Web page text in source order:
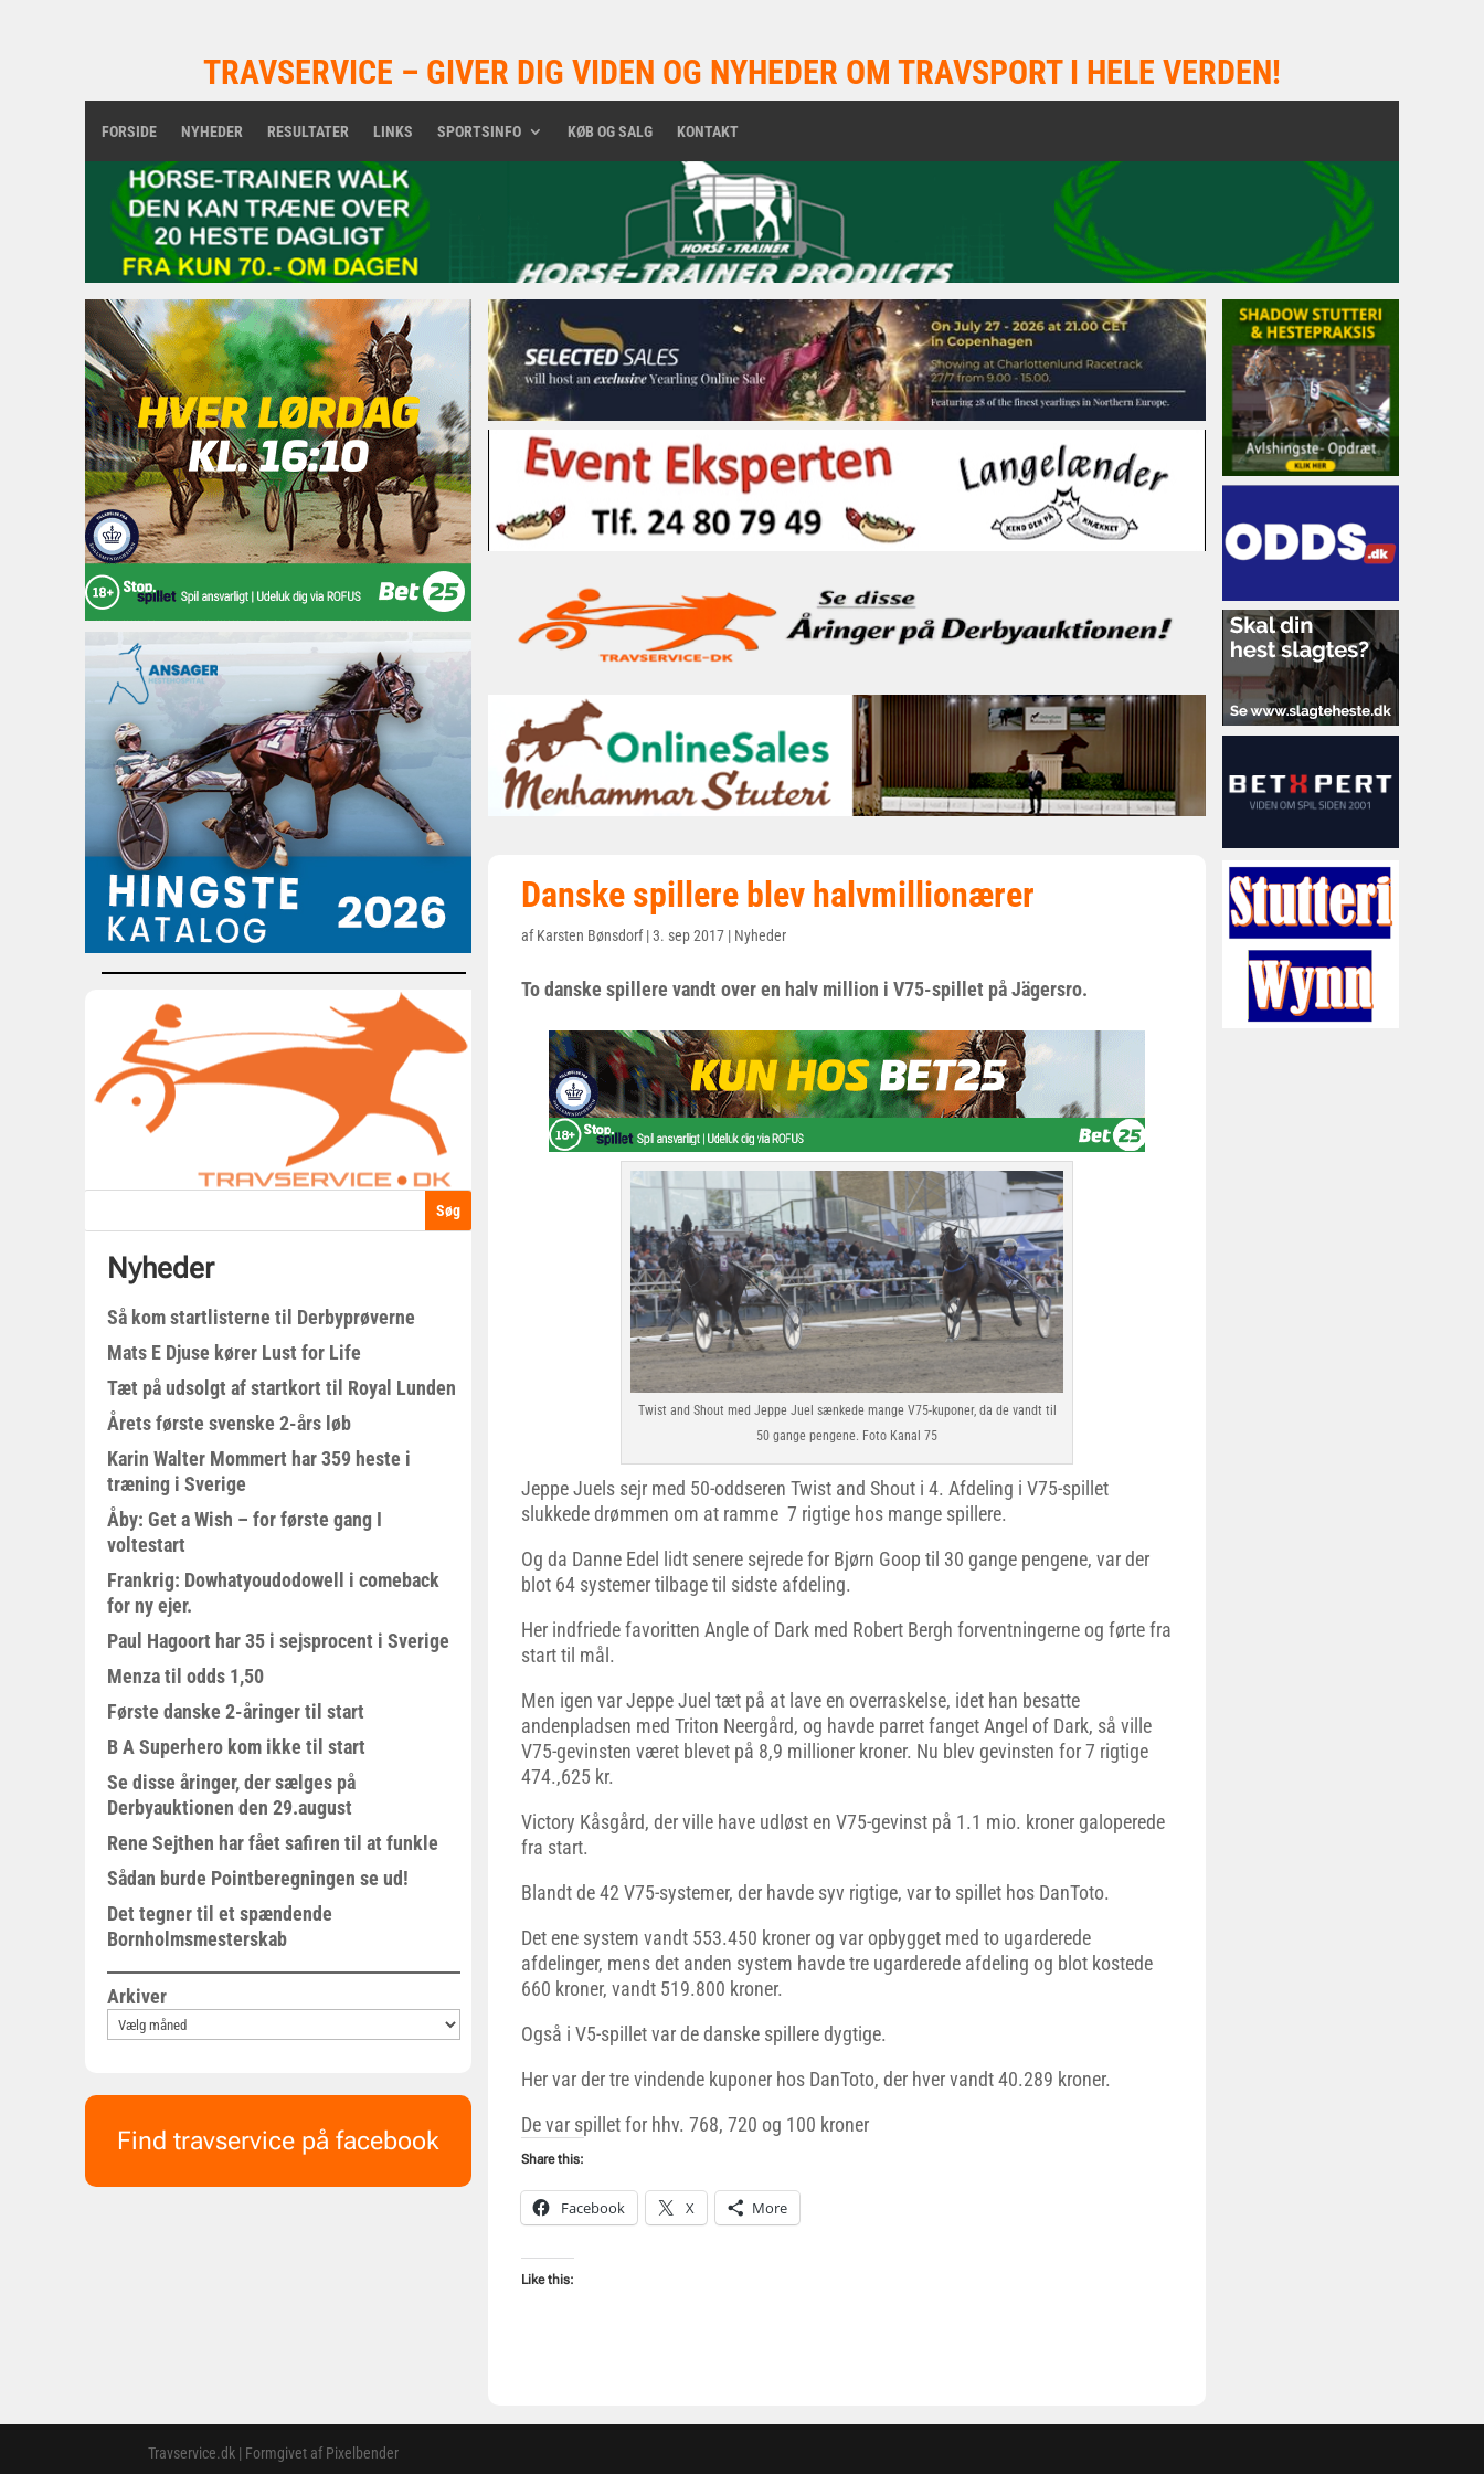
TRAVSERVICE – GIVER DIG VIDEN OG NYHEDER OM TRAVSPORT I HELE VERDEN!
FORSIDE NYHEDER RESULTATER LINKS SPORTSINFO KØB OG SALG KONTAKT
Nyheder
Så kom startlisterne til Derbyprøverne
Mats E Djuse kører Lust for Life
Tæt på udsolgt af startkort til Royal Lunden
Årets første svenske 2-års løb
Karin Walter Mommert har 359 heste i
træning i Sverige
Åby: Get a Wish – for første gang I
voltestart
Frankrig: Dowhatyoudodowell i comeback
for ny ejer.
Paul Hagoort har 35 i sejsprocent i Sverige
Menza til odds 1,50
Første danske 2-åringer til start
B A Superhero kom ikke til start
Se disse åringer, der sælges på
Derbyauktionen den 29.august
Rene Sejthen har fået safiren til at funkle
Sådan burde Pointberegningen se ud!
Det tegner til et spændende
Bornholmsmesterskab
Arkiver
Find travservice på facebook
Danske spillere blev halvmillionærer
afKarsten Bønsdorf|3. sep 2017 | Nyheder
To danske spillere vandt over en halv million i V75-spillet på Jägersro.
Twist and Shout med Jeppe Juel sænkede mange V75-kuponer, da de vandt til
50 gange pengene. Foto Kanal 75
Jeppe Juels sejr med 50-oddseren Twist and Shout i 4. Afdeling i V75-spillet
slukkede drømmen om at ramme 7 rigtige hos mange spillere.
Og da Danne Edel lidt senere sejrede for Bjørn Goop til 30 gange pengene, var der
blot 64 systemer tilbage til sidste afdeling.
Her indfriede favoritten Angle of Dark med Robert Bergh forventningerne og førte fra
start til mål.
Men igen var Jeppe Juel tæt på at lave en overraskelse, idet han besatte
andenpladsen med Triton Neergård, og havde parret fanget Angel of Dark, så ville
V75-gevinsten været blevet på 8,9 millioner kroner. Nu blev gevinsten for 7 rigtige
474.,625 kr.
Victory Kåsgård, der ville have udløst en V75-gevinst på 1.1 mio. kroner galoperede
fra start.
Blandt de 42 V75-systemer, der havde syv rigtige, var to spillet hos DanToto.
Det ene system vandt 553.450 kroner og var opbygget med to ugarderede
afdelinger, mens det anden system havde tre ugarderede afdeling og blot kostede
660 kroner, vandt 519.800 kroner.
Også i V5-spillet var de danske spillere dygtige.
Her var der tre vindende kuponer hos DanToto, der hver vandt 40.289 kroner.
De var spillet for hhv. 768, 720 og 100 kroner
Share this:
Facebook X More
Like this:
Travservice.dk | Formgivet af Pixelbender